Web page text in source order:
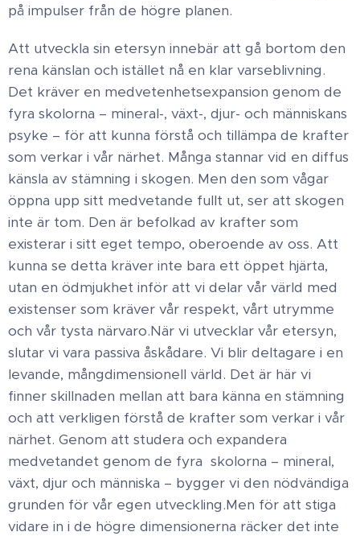
på impulser från de högre planen.
Att utveckla sin etersyn innebär att gå bortom den
rena känslan och istället nå en klar varseblivning.
Det kräver en medvetenhetsexpansion genom de
fyra skolorna – mineral-, växt-, djur- och människans
psyke – för att kunna förstå och tillämpa de krafter
som verkar i vår närhet. ​ Många stannar vid en diffus
känsla av stämning i skogen. Men den som vågar
öppna upp sitt medvetande fullt ut, ser att skogen
inte är tom. Den är befolkad av krafter som
existerar i sitt eget tempo, oberoende av oss. Att
kunna se detta kräver inte bara ett öppet hjärta,
utan en ödmjukhet inför att vi delar vår värld med
existenser som kräver vår respekt, vårt utrymme
och vår tysta närvaro. ​När vi utvecklar vår etersyn,
slutar vi vara passiva åskådare. Vi blir deltagare i en
levande, mångdimensionell värld. Det är här vi
finner skillnaden mellan att bara känna en stämning
och att verkligen förstå de krafter som verkar i vår
närhet. Genom att studera och expandera
medvetandet genom de fyra skolorna – mineral,
växt, djur och människa – bygger vi den nödvändiga
grunden för vår egen utveckling. ​Men för att stiga
vidare in i de högre dimensionerna räcker det inte